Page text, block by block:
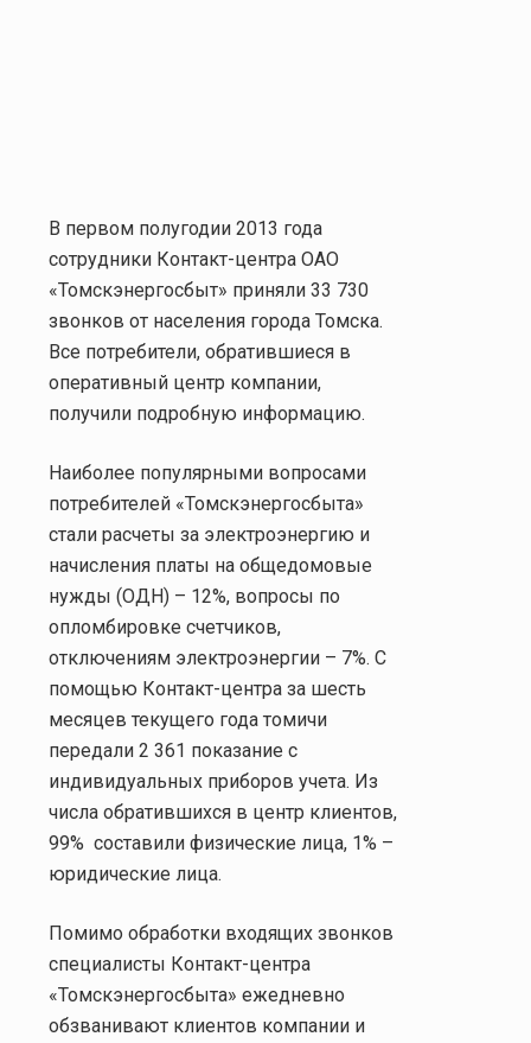
В первом полугодии 2013 года
сотрудники Контакт-центра ОАО
«Томскэнергосбыт» приняли 33 730
звонков от населения города Томска.
Все потребители, обратившиеся в
оперативный центр компании,
получили подробную информацию.
Наиболее популярными вопросами
потребителей «Томскэнергосбыта»
стали расчеты за электроэнергию и
начисления платы на общедомовые
нужды (ОДН) – 12%, вопросы по
опломбировке счетчиков,
отключениям электроэнергии – 7%. С
помощью Контакт-центра за шесть
месяцев текущего года томичи
передали 2 361 показание с
индивидуальных приборов учета. Из
числа обратившихся в центр клиентов,
99% составили физические лица, 1% –
юридические лица.
Помимо обработки входящих звонков
специалисты Контакт-центра
«Томскэнергосбыта» ежедневно
обзванивают клиентов компании и